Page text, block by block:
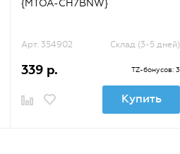
{MTOA-CH7BNW}
Арт. 354902 Склад (3-5 дней)
339 р. TZ-бонусов: 3
Купить